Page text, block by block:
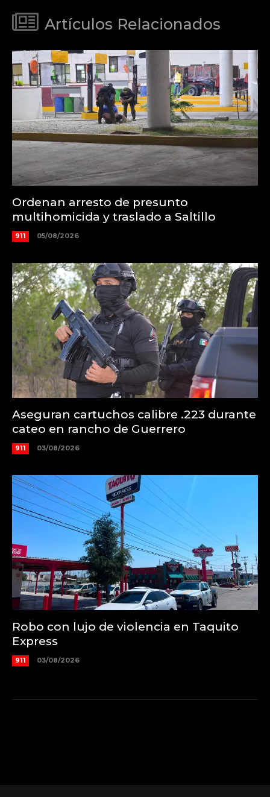
Artículos Relacionados
Ordenan arresto de presunto
multihomicida y traslado a Saltillo
911 05/08/2026
Aseguran cartuchos calibre .223 durante
cateo en rancho de Guerrero
911 03/08/2026
Robo con lujo de violencia en Taquito
Express
911 03/08/2026